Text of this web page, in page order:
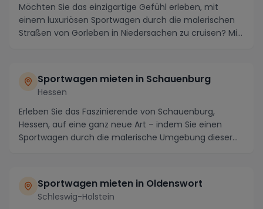
Möchten Sie das einzigartige Gefühl erleben, mit
einem luxuriösen Sportwagen durch die malerischen
Straßen von Gorleben in Niedersachen zu cruisen? Mi...
Sportwagen mieten in Schauenburg
Hessen
Erleben Sie das Faszinierende von Schauenburg,
Hessen, auf eine ganz neue Art – indem Sie einen
Sportwagen durch die malerische Umgebung dieser
Sportwagen mieten in Oldenswort
Schleswig-Holstein